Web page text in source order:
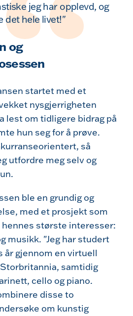
jeg har opplevd, og
det hele livet!"
og
startet med et
nysgjerrigheten
lest om tidligere bidrag på
hun seg for å prøve.
så
utfordre meg selv og
ble en grundig og
med et prosjekt som
største interesser:
musikk. "Jeg har studert
år gjennom en virtuell
Storbritannia, samtidig
cello og piano.
disse to
om kunstig